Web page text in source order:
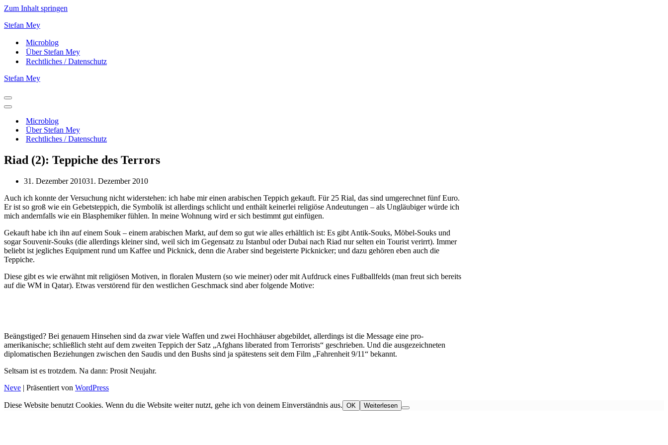
Zum Inhalt springen
Stefan Mey
Microblog
Über Stefan Mey
Rechtliches / Datenschutz
Stefan Mey
Navigationsmenü
Navigationsmenü
Microblog
Über Stefan Mey
Rechtliches / Datenschutz
Riad (2): Teppiche des Terrors
31. Dezember 201031. Dezember 2010
Auch ich konnte der Versuchung nicht widerstehen: ich habe mir einen arabischen Teppich gekauft. Für 25 Rial, das sind umgerechnet fünf Euro.
Er ist so groß wie ein Gebetsteppich, die Symbolik ist allerdings schlicht und enthält keinerlei religiöse Andeutungen – als Ungläubiger würde ich
mich andernfalls wie ein Blasphemiker fühlen. In meine Wohnung wird er sich bestimmt gut einfügen.
Gekauft habe ich ihn auf einem Souk – einem arabischen Markt, auf dem so gut wie alles erhältlich ist: Es gibt Antik-Souks, Möbel-Souks und
sogar Souvenir-Souks (die allerdings kleiner sind, weil sich im Gegensatz zu Istanbul oder Dubai nach Riad nur selten ein Tourist verirrt). Immer
beliebt ist jegliches Equipment rund um Kaffee und Picknick, denn die Araber sind begeisterte Picknicker; und dazu gehören eben auch die
Teppiche.
Diese gibt es wie erwähnt mit religiösen Motiven, in floralen Mustern (so wie meiner) oder mit Aufdruck eines Fußballfelds (man freut sich bereits
auf die WM in Qatar). Etwas verstörend für den westlichen Geschmack sind aber folgende Motive:
Beängstiged? Bei genauem Hinsehen sind da zwar viele Waffen und zwei Hochhäuser abgebildet, allerdings ist die Message eine pro-
amerikanische; schließlich steht auf dem zweiten Teppich der Satz „Afghans liberated from Terrorists“ geschrieben. Und die ausgezeichneten
diplomatischen Beziehungen zwischen den Saudis und den Bushs sind ja spätestens seit dem Film „Fahrenheit 9/11“ bekannt.
Seltsam ist es trotzdem. Na dann: Prosit Neujahr.
Neve | Präsentiert von WordPress
Diese Website benutzt Cookies. Wenn du die Website weiter nutzt, gehe ich von deinem Einverständnis aus. OK Weiterlesen